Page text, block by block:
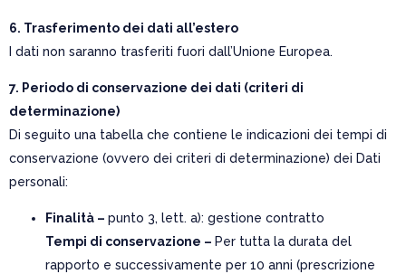
6. Trasferimento dei dati all’estero
I dati non saranno trasferiti fuori dall’Unione Europea.
7. Periodo di conservazione dei dati (criteri di
determinazione)
Di seguito una tabella che contiene le indicazioni dei tempi di
conservazione (ovvero dei criteri di determinazione) dei Dati
personali:
Finalità – punto 3, lett. a): gestione contratto
Tempi di conservazione – Per tutta la durata del
rapporto e successivamente per 10 anni (prescrizione